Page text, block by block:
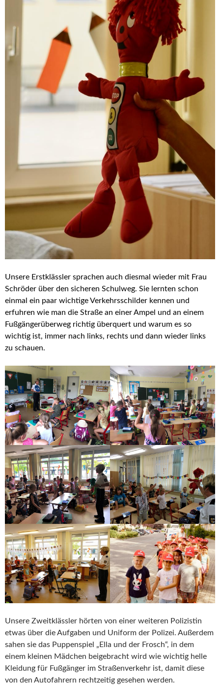
Unsere Erstklässler sprachen auch diesmal wieder mit Frau
Schröder über den sicheren Schulweg. Sie lernten schon
einmal ein paar wichtige Verkehrsschilder kennen und
erfuhren wie man die Straße an einer Ampel und an einem
Fußgängerüberweg richtig überquert und warum es so
wichtig ist, immer nach links, rechts und dann wieder links
zu schauen.
Unsere Zweitklässler hörten von einer weiteren Polizistin
etwas über die Aufgaben und Uniform der Polizei. Außerdem
sahen sie das Puppenspiel „Ella und der Frosch“, in dem
einem kleinen Mädchen beigebracht wird wie wichtig helle
Kleidung für Fußgänger im Straßenverkehr ist, damit diese
von den Autofahrern rechtzeitig gesehen werden.